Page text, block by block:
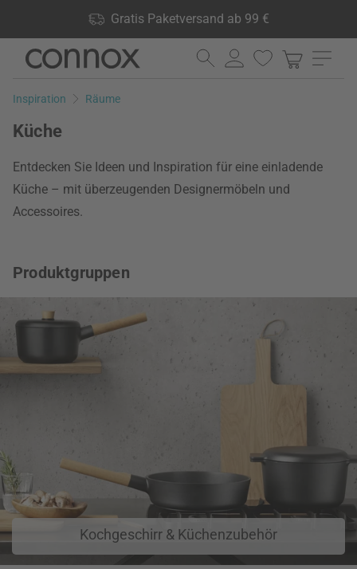
Gratis Paketversand ab 99 €
lagernd, 60 Tage Rückgaberecht
Direkt
Seiteninhalt
Direkt
Suchfeld
Inspiration Räume
Küche
Entdecken Sie Ideen und Inspiration für eine einladende
Küche – mit überzeugenden Designermöbeln und
Accessoires.
Produktgruppen
Kochgeschirr & Küchenzubehör